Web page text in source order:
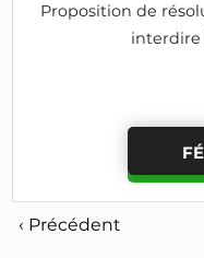
Proposition de
interdire
‹ Précédent